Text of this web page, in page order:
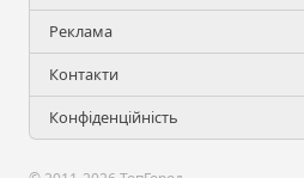
Реклама
Контакти
Конфіденційність